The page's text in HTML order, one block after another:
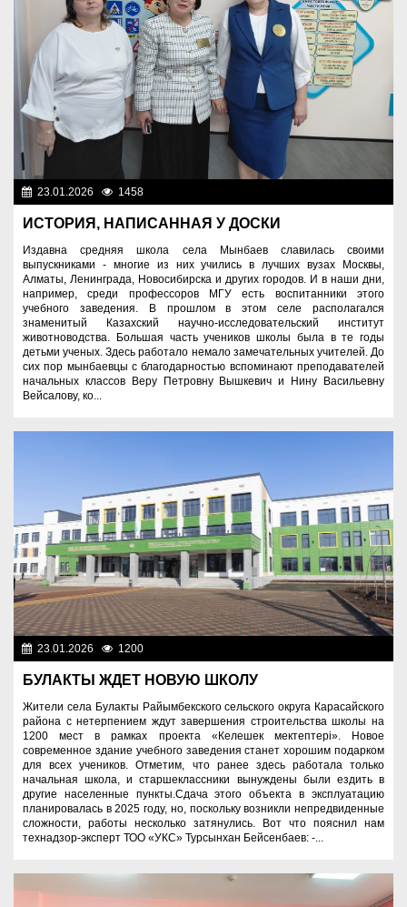
23.01.2026 1458
ИСТОРИЯ, НАПИСАННАЯ У ДОСКИ
Издавна средняя школа села Мынбаев славилась своими
выпускниками - многие из них учились в лучших вузах Москвы,
Алматы, Ленинграда, Новосибирска и других городов. И в наши дни,
например, среди профессоров МГУ есть воспитанники этого
учебного заведения. В прошлом в этом селе располагался
знаменитый Казахский научно-исследовательский институт
животноводства. Большая часть учеников школы была в те годы
детьми ученых. Здесь работало немало замечательных учителей. До
сих пор мынбаевцы с благодарностью вспоминают преподавателей
начальных классов Веру Петровну Вышкевич и Нину Васильевну
Вейсалову, ко...
23.01.2026 1200
БУЛАКТЫ ЖДЕТ НОВУЮ ШКОЛУ
Жители села Булакты Райымбекского сельского округа Карасайского
района с нетерпением ждут завершения строительства школы на
1200 мест в рамках проекта «Келешек мектептері». Новое
современное здание учебного заведения станет хорошим подарком
для всех учеников. Отметим, что ранее здесь работала только
начальная школа, и старшеклассники вынуждены были ездить в
другие населенные пункты.Сдача этого объекта в эксплуатацию
планировалась в 2025 году, но, поскольку возникли непредвиденные
сложности, работы несколько затянулись. Вот что пояснил нам
технадзор-эксперт ТОО «УКС» Турсынхан Бейсенбаев: -...